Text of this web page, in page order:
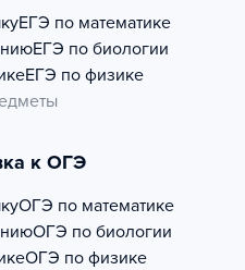
ЕГЭ по математике
ЕГЭ по биологии
ЕГЭ по физике
к ОГЭ
ОГЭ по математике
ОГЭ по биологии
ОГЭ по физике